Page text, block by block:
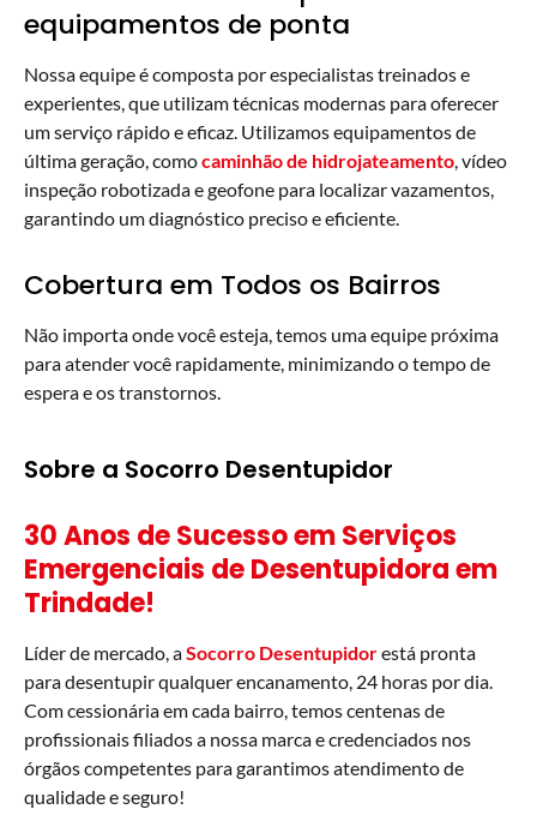
equipamentos de ponta
Nossa equipe é composta por especialistas treinados e
experientes, que utilizam técnicas modernas para oferecer
um serviço rápido e eficaz. Utilizamos equipamentos de
última geração, comocaminhão de hidrojateamento, vídeo
inspeção robotizada e geofone para localizar vazamentos,
garantindo um diagnóstico preciso e eficiente.
Cobertura em Todos os Bairros
Não importa onde você esteja, temos uma equipe próxima
para atender você rapidamente, minimizando o tempo de
espera e os transtornos.
Sobre a Socorro Desentupidor
30 Anos de Sucesso em Serviços
Emergenciais de Desentupidora em
Trindade!
Líder de mercado, aSocorro Desentupidorestá pronta
para desentupir qualquer encanamento, 24 horas por dia.
Com cessionária em cada bairro, temos centenas de
profissionais filiados a nossa marca e credenciados nos
órgãos competentes para garantimos atendimento de
qualidade e seguro!